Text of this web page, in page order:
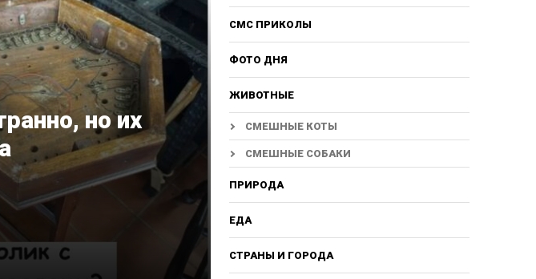
но их
СМС ПРИКОЛЫ
ФОТО ДНЯ
ЖИВОТНЫЕ
СМЕШНЫЕ КОТЫ
СМЕШНЫЕ СОБАКИ
ПРИРОДА
ЕДА
СТРАНЫ И ГОРОДА